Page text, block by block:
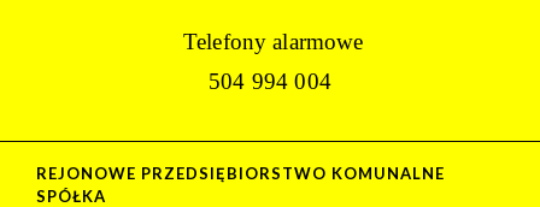
Telefony alarmowe
504 994 004
REJONOWE PRZEDSIĘBIORSTWO KOMUNALNE
SPÓŁKA